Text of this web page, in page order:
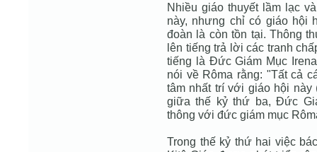
Nhiều giáo thuyết lầm lạc
này, nhưng chỉ có giáo hội
đoàn là còn tồn tại. Thông
lên tiếng trả lời các tranh
tiếng là Ðức Giám Mục
nói về Rôma rằng: "Tất cả
tâm nhất trí với giáo hội
giữa thế kỷ thứ ba, Ðức
thông với đức giám mục
Trong thế kỷ thứ hai việc